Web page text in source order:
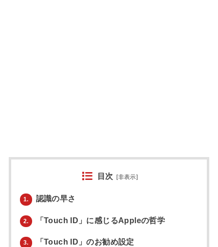
目次 [非表示]
1. 認識の早さ
2. 「Touch ID」に感じるAppleの哲学
3. 「Touch ID」のお勧め設定